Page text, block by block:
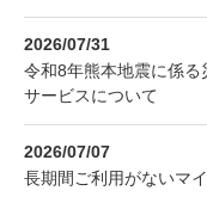
2026/07/31
令和8年熊本地震に係
サービスについて
2026/07/07
長期間ご利用がないマ